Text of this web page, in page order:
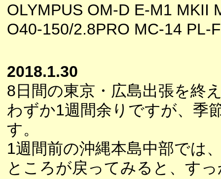
OLYMPUS OM-D E-M1 MKII
O40-150/2.8PRO MC-14 PL-
2018.1.30
8日間の東京・広島出張を終
わずか1週間余りですが、季
す。
1週間前の沖縄本島中部では
ところが戻ってみると、す